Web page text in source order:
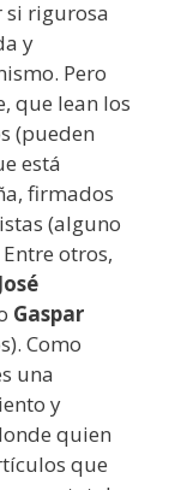
si rigurosa
y
Pero
que lean los
(pueden
está
firmados
(alguno
otros,
José
Gaspar
Como
una
y
quien
que